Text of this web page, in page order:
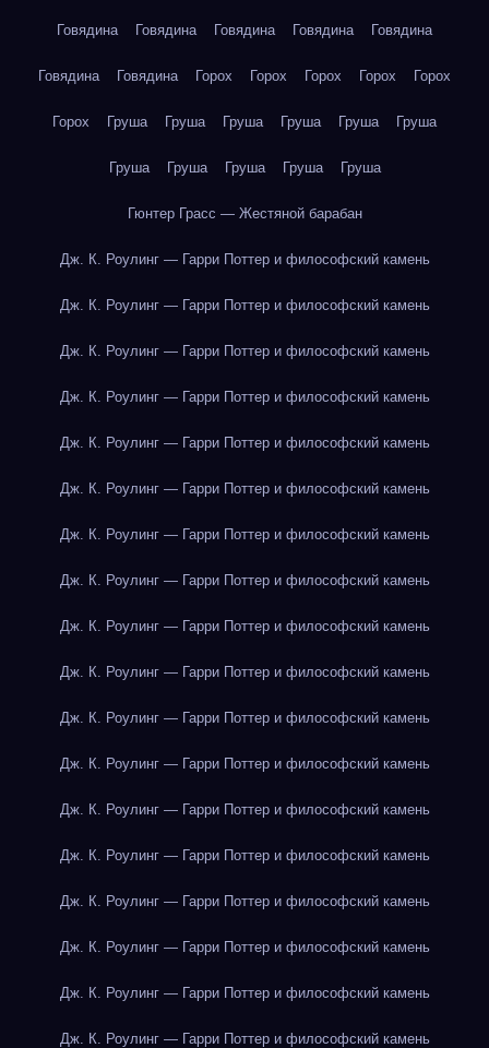
Говядина Говядина Говядина Говядина Говядина
Говядина Говядина Горох Горох Горох Горох Горох
Горох Груша Груша Груша Груша Груша Груша
Груша Груша Груша Груша Груша
Гюнтер Грасс — Жестяной барабан
Дж. К. Роулинг — Гарри Поттер и философский камень
Дж. К. Роулинг — Гарри Поттер и философский камень
Дж. К. Роулинг — Гарри Поттер и философский камень
Дж. К. Роулинг — Гарри Поттер и философский камень
Дж. К. Роулинг — Гарри Поттер и философский камень
Дж. К. Роулинг — Гарри Поттер и философский камень
Дж. К. Роулинг — Гарри Поттер и философский камень
Дж. К. Роулинг — Гарри Поттер и философский камень
Дж. К. Роулинг — Гарри Поттер и философский камень
Дж. К. Роулинг — Гарри Поттер и философский камень
Дж. К. Роулинг — Гарри Поттер и философский камень
Дж. К. Роулинг — Гарри Поттер и философский камень
Дж. К. Роулинг — Гарри Поттер и философский камень
Дж. К. Роулинг — Гарри Поттер и философский камень
Дж. К. Роулинг — Гарри Поттер и философский камень
Дж. К. Роулинг — Гарри Поттер и философский камень
Дж. К. Роулинг — Гарри Поттер и философский камень
Дж. К. Роулинг — Гарри Поттер и философский камень